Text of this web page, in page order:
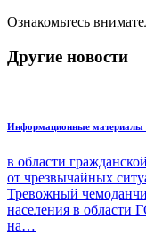
Ознакомьтесь
Другие новости
Информационные материалы
в области
от чрезвычайных
Тревожный
населения в области
на…